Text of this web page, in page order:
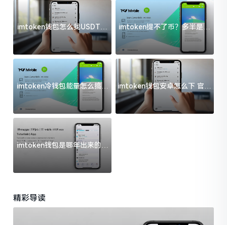
imtoken钱包怎么找USDT地
址？三步搞定不踩坑
imtoken提不了币？多半是这
几件事没处理好
imtoken冷钱包能量怎么搞？
过来人告诉你门道
imtoken钱包安卓怎么下 官方
渠道避坑指南
imtoken钱包是哪年出来的？
一文给你说清楚
精彩导读